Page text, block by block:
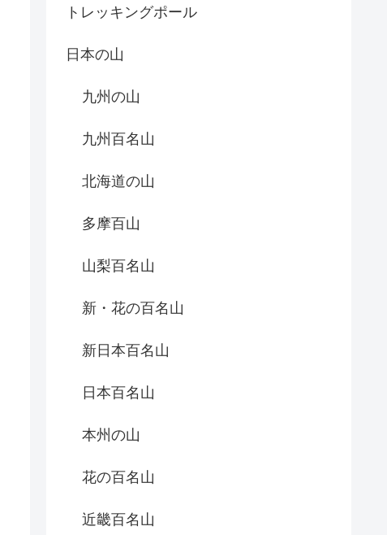
トレッキングポール
日本の山
九州の山
九州百名山
北海道の山
多摩百山
山梨百名山
新・花の百名山
新日本百名山
日本百名山
本州の山
花の百名山
近畿百名山